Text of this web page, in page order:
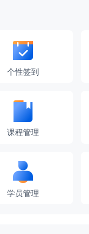
个性签到
课程管理
学员管理